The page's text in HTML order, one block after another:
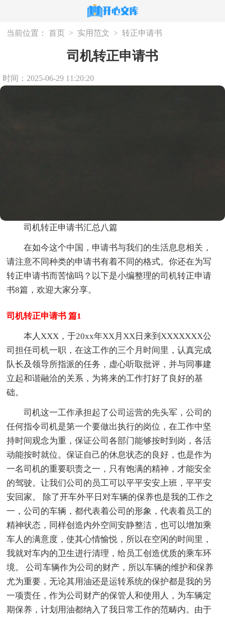
当前位置： 首页 > 实用范文 > 转正申请书
司机转正申请书
时间：2025-06-29 11:20:20
司机转正申请书汇总八篇
在如今这个中国，申请书与我们的生活息息相关，
请注意不同种类的申请书有着不同的格式。你还在为写
转正申请书而苦恼吗？以下是小编整理的司机转正申请
书8篇，欢迎大家分享。
司机转正申请书 篇1
本人XXX，于20xx年XX月XX日来到XXXXXXX公
司担任司机一职，在这工作的三个月时间里，认真完成
队长及领导所指派的任务，虚心听取批评，并与同事建
立起和谐融洽的关系，为将来的工作打好了良好的基
础。
司机这一工作承担起了公司运营的先头军，公司的
任何指令司机是第一个要做出执行的岗位，在工作中坚
持时间观念为重，保证公司各部门能够按时到岗，各活
动能按时就位。保证自己的休息状态的良好，也是作为
一名司机的重要职责之一，只有饱满的精神，才能安全
的驾驶。让我们公司的员工可以平平安安上班，平平安
安回家。 除了开车外平日对车辆的保养也是我的工作之
一，公司的车辆，都代表着公司的形象，代表着员工的
精神状态，同样创造内外空间安静整洁，也可以增加乘
车人的满意度，使其心情愉悦，所以在空闲的时间里，
我就对车内的卫生进行清理，给员工创造优质的乘车环
境。 公司车辆作为公司的财产，所以车辆的维护和保养
尤为重要，无论其用油还是运转系统的保护都是我的另
一项责任，作为公司财产的保管人和使用人，为车辆定
期保养，计划用油都纳入了我日常工作的范畴内。由于